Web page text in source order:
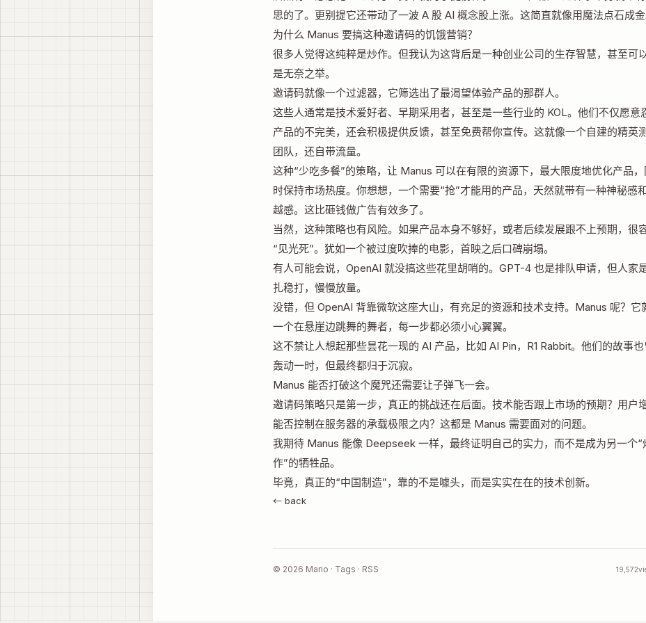
思的了。更别提它还带动了一波 A 股 AI 概念股上涨。这简直就像用魔法点石成金
为什么 Manus 要搞这种邀请码的饥饿营销？
很多人觉得这纯粹是炒作。但我认为这背后是一种创业公司的生存智慧，甚至可
是无奈之举。
邀请码就像一个过滤器，它筛选出了最渴望体验产品的那群人。
这些人通常是技术爱好者、早期采用者，甚至是一些行业的 KOL。他们不仅愿意
产品的不完美，还会积极提供反馈，甚至免费帮你宣传。这就像一个自建的精英
团队，还自带流量。
这种“少吃多餐”的策略，让 Manus 可以在有限的资源下，最大限度地优化产品，
时保持市场热度。你想想，一个需要“抢”才能用的产品，天然就带有一种神秘感
越感。这比砸钱做广告有效多了。
当然，这种策略也有风险。如果产品本身不够好，或者后续发展跟不上预期，很
“见光死”。犹如一个被过度吹捧的电影，首映之后口碑崩塌。
有人可能会说，OpenAI 就没搞这些花里胡哨的。GPT-4 也是排队申请，但人家
扎稳打，慢慢放量。
没错，但 OpenAI 背靠微软这座大山，有充足的资源和技术支持。Manus 呢？它
一个在悬崖边跳舞的舞者，每一步都必须小心翼翼。
这不禁让人想起那些昙花一现的 AI 产品，比如 AI Pin，R1 Rabbit。他们的故事也
轰动一时，但最终都归于沉寂。
Manus 能否打破这个魔咒还需要让子弹飞一会。
邀请码策略只是第一步，真正的挑战还在后面。技术能否跟上市场的预期？用户
能否控制在服务器的承载极限之内？这都是 Manus 需要面对的问题。
我期待 Manus 能像 Deepseek 一样，最终证明自己的实力，而不是成为另一个“
作”的牺牲品。
毕竟，真正的“中国制造”，靠的不是噱头，而是实实在在的技术创新。
← back
© 2026 Mario · Tags · RSS 19,572